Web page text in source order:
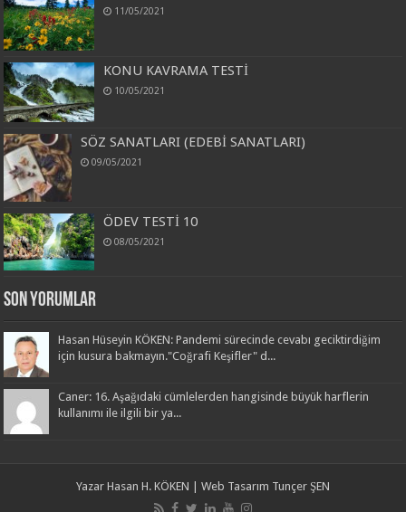
11/05/2021
KONU KAVRAMA TESTİ
10/05/2021
SÖZ SANATLARI (EDEBİ SANATLARI)
09/05/2021
ÖDEV TESTİ 10
08/05/2021
Son Yorumlar
Hasan Hüseyin KÖKEN: Pandemi sürecinde cevabı geciktirdiğim
için kusura bakmayın."Coğrafi Keşifler" d...
Caner: 16. Aşağıdaki cümlelerden hangisinde büyük harflerin
kullanımı ile ilgili bir ya...
Yazar Hasan H. KÖKEN | Web Tasarım Tunçer ŞEN